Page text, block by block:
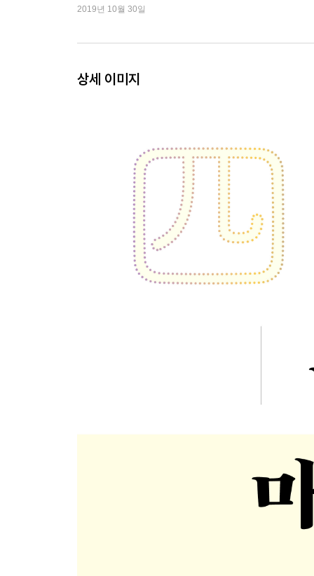
2. 나와 당신을 절실하게 느껴야 하는 시간 - 감정
일단 나에게 관대할 것
우울하지 않은 우울증
작은 행동이 우울을 이긴다
마음은 유쾌한 친구가 아니다
걱정의 늪에 빠지지 않기 위하여
죽을 것 같은 공포, 공황장애
마흔의 자신감은 어디서 오는가
남자는 여자가, 여자는 남자가 된다
호르몬 전쟁에서 살아남기
아내 의존증에 걸린 남자들
2019년 10월 30일
상세 이미지